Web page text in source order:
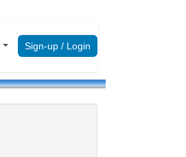
Sign-up / Login